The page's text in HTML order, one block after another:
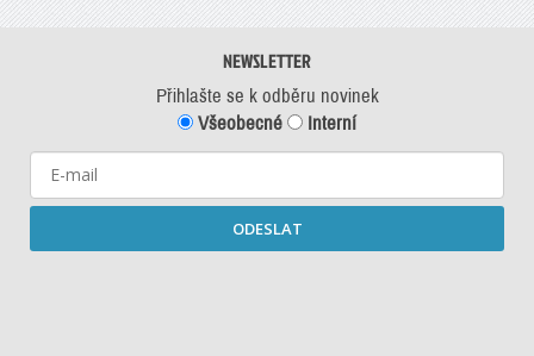
NEWSLETTER
Přihlašte se k odběru novinek
Všeobecné
Interní
ODESLAT